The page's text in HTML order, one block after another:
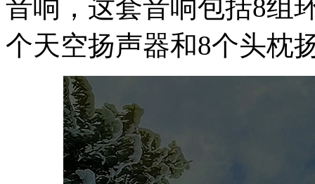
音响，这套音响包括8组
个天空扬声器和8个头枕